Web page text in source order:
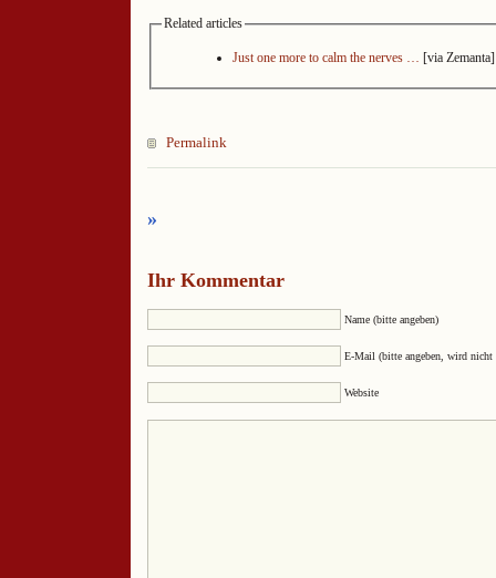
Related articles
Just one more to calm the nerves … [via Zemanta]
Permalink
»
Ihr Kommentar
Name (bitte angeben)
E-Mail (bitte angeben, wird nicht
Website